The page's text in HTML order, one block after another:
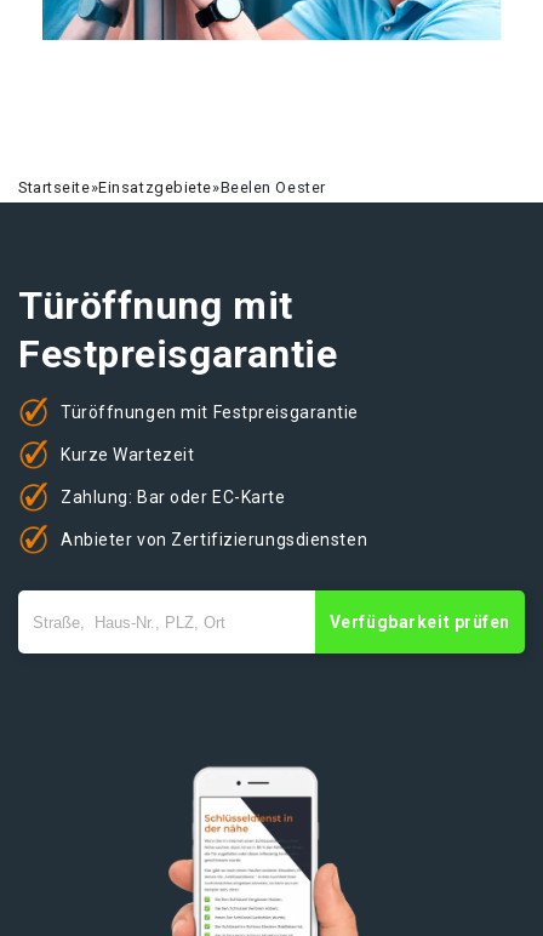
Startseite»Einsatzgebiete»Beelen Oester
Türöffnung mit
Festpreisgarantie
Türöffnungen mit Festpreisgarantie
Kurze Wartezeit
Zahlung: Bar oder EC-Karte
Anbieter von Zertifizierungsdiensten
Verfügbarkeit prüfen